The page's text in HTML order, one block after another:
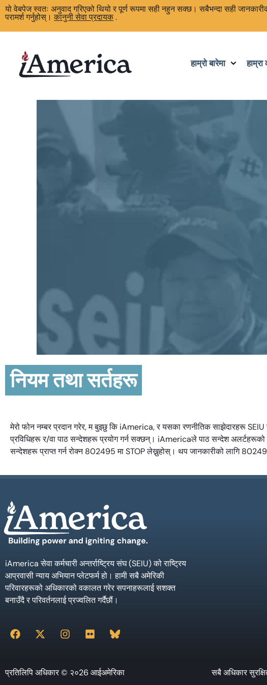
यो वेबपेज स्वतः अनुवाद गरिएको थियो र पूर्ण रूपमा सही नहुन सक्छ। सबैभन्दा सही
परामर्श गर्नुहोस्।कानुनी सेवा प्रदायक.
हाम्रो बारेमा
नियम तथा सर्तहरू
मेरो फोन नम्बर प्रदान गरेर, म बुझ्छु कि iAmerica, र यसका रणनीतिक साझेदारहरू
प्रविधिहरू र/वा पाठ सन्देशहरू प्रयोग गर्न सक्छन्। iAmericaले पाठ सन्देश
सन्देशहरू प्राप्त गर्न रोक्न 802495 मा STOP लेख्नुहोस्। थप जानकारीको लागि
iAmerica सेवा कर्मचारी अन्तर्राष्ट्रिय संघ (SEIU) को राष्ट्रिय
आप्रवासी न्याय अभियान प्लेटफर्म हो। हामी सबै अमेरिकी
परिवारहरूको अधिकारको वकालत गरेर सपनाहरूलाई सशक्त
बनाउँदै र परिवर्तनलाई प्रज्वलित गर्दैछौं।
प्रतिलिपि अधिकार © २०26 आईअमेरिका सबै अधिकार